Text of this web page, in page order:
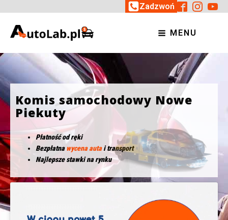
Zadzwoń
MENU
Komis samochodowy Nowe
Piekuty
Płatność od ręki
Bezpłatnawycena autai transport
Najlepsze stawki na rynku